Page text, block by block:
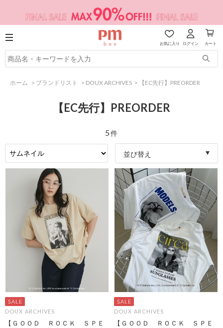
お気に入り ログイン カート
ホーム > ブランドリスト > DOUX ARCHIVES > 【EC先行】PREORDER
【EC先行】PREORDER
5件
並び替え
DOUX ARCHIVES
【ＧＯＯＤ ＲＯＣＫ ＳＰＥ
DOUX ARCHIVES
【ＧＯＯＤ ＲＯＣＫ ＳＰＥ